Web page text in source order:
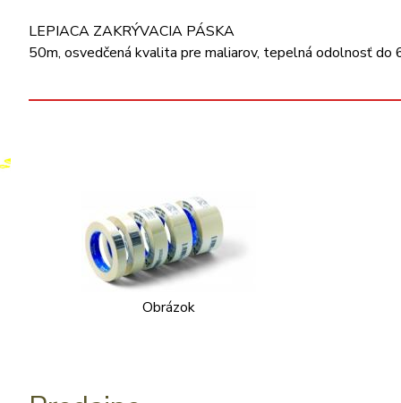
LEPIACA ZAKRÝVACIA PÁSKA
50m, osvedčená kvalita pre maliarov, tepelná odolnosť do
Obrázok